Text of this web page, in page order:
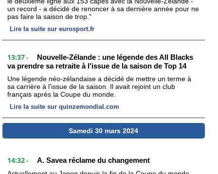
un record - a décidé de renoncer à sa dernière année pour ne
pas faire la saison de trop."
Lire la suite sur eurosport.fr
13:37 -
Nouvelle-Zélande : une légende des All Blacks
va prendre sa retraite à l'issue de la saison de Top 14
Une légende néo-zélandaise a décidé de mettre un terme à
sa carrière à l'issue de la saison. Il avait rejoint un club
français après la Coupe du monde.
Lire la suite sur quinzemondial.com
Samedi 30 mars 2024
14:32 - A. Savea réclame du changement